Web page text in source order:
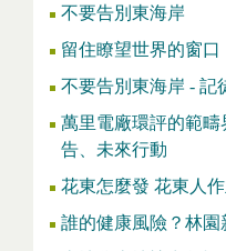
不要告別東海岸
留住瞭望世界的窗口
不要告別東海岸 - 記
萬里電廠環評的範
告、未來行動
花東怎麼發 花東人
誰的健康風險？林